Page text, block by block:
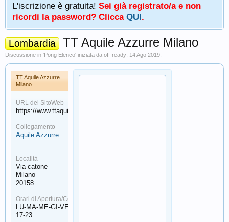
L'iscrizione è gratuita! Sei già registrato/a e non
ricordi la password? Clicca QUI.
Lombardia TT Aquile Azzurre Milano
Discussione in 'Pong Elenco' iniziata da off-ready 14 Ago 2019
TT Aquile Azzurre
Milano
URL del SitoWeb
https://www.ttaquileazzurre.com/
Collegamento
Aquile Azzurre
Località
Via catone
Milano
20158
Orari di Apertura/Contatto
LU-MA-ME-GI-VE
17-23